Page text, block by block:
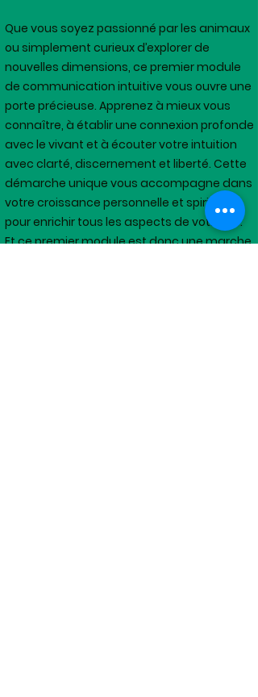
Que vous soyez passionné par les animaux
ou simplement curieux d’explorer de
nouvelles dimensions, ce premier module
de communication intuitive vous ouvre une
porte précieuse. Apprenez à mieux vous
connaître, à établir une connexion profonde
avec le vivant et à écouter votre intuition
avec clarté, discernement et liberté. Cette
démarche unique vous accompagne dans
votre croissance personnelle et spirituelle,
pour enrichir tous les aspects de votre vie.
Et ce premier module est donc une marche